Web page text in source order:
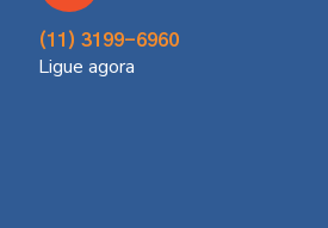
(11) 3199-6960
Ligue agora